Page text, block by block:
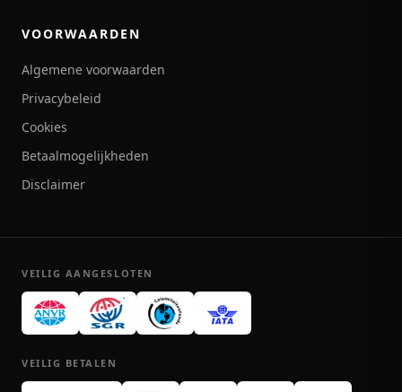
VOORWAARDEN
Algemene voorwaarden
Privacybeleid
Cookies
Betaalmogelijkheden
Disclaimer
VEILIG AANGESLOTEN
VEILIG BETALEN